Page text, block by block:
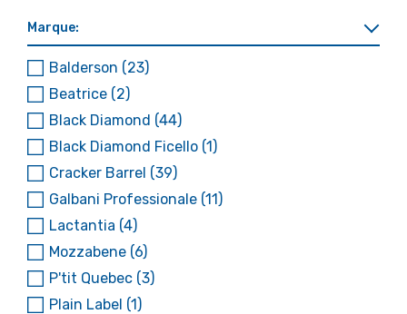
Marque:
Balderson (23)
Beatrice (2)
Black Diamond (44)
Black Diamond Ficello (1)
Cracker Barrel (39)
Galbani Professionale (11)
Lactantia (4)
Mozzabene (6)
P'tit Quebec (3)
Plain Label (1)